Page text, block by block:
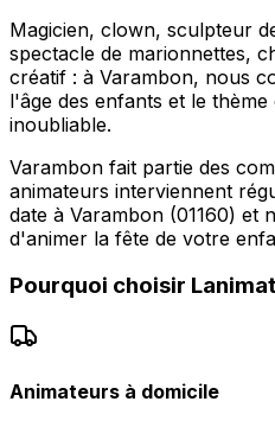
Magicien, clown, sculpteur
spectacle de marionnettes,
créatif : à Varambon, nous
l'âge des enfants et le
inoubliable.
Varambon fait partie des
animateurs interviennent
date à Varambon (01160) et
d'animer la fête de votre
Pourquoi choisir
Animateurs à domicile